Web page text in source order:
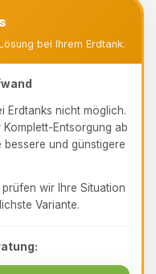
bei Ihrem Erdtank.
Erdtanks nicht möglich.
Entsorgung ab
bessere und günstigere
prüfen wir Ihre Situation
Variante.